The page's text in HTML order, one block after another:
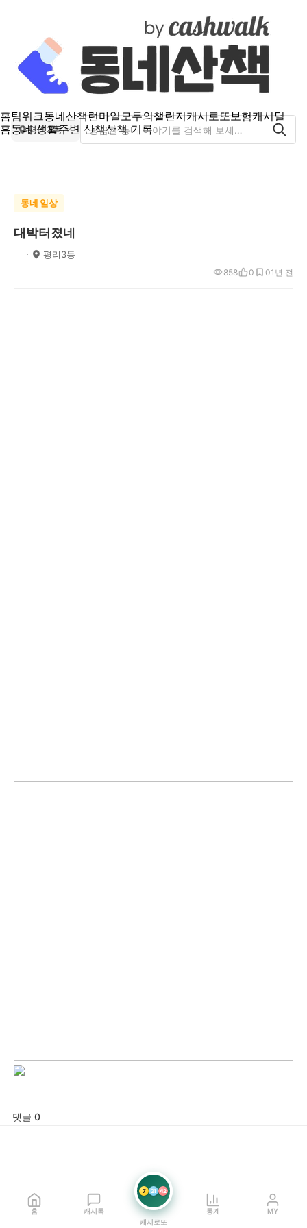
홈팀워크동네산책런마일모두의챌린지캐시로또보험캐시딜
홈동네 생활주변 산책산책 기록
평리3동
동네 일상
대박터졌네
평리3동
1년 전
858 0 0
댓글 0
홈 캐시톡
7 21 42
캐시로또
통계 MY